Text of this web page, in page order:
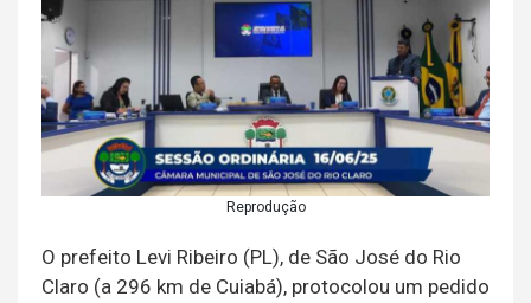
Reprodução
O prefeito Levi Ribeiro (PL), de São José do Rio
Claro (a 296 km de Cuiabá), protocolou um pedido